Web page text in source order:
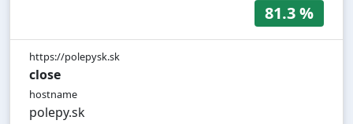
81.3 %
https://polepysk.sk
close
hostname
polepy.sk